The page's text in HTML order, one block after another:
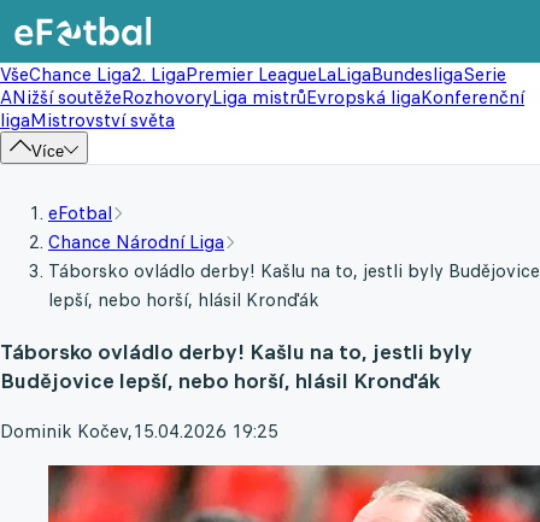
VšeChance Liga2. LigaPremier LeagueLaLigaBundesligaSerie
ANižší soutěžeRozhovoryLiga mistrůEvropská ligaKonferenční
ligaMistrovství světa
Více
eFotbal
Chance Národní Liga
Táborsko ovládlo derby! Kašlu na to, jestli byly Budějovice
lepší, nebo horší, hlásil Kronďák
Táborsko ovládlo derby! Kašlu na to, jestli byly
Budějovice lepší, nebo horší, hlásil Kronďák
Dominik Kočev,15.04.2026 19:25